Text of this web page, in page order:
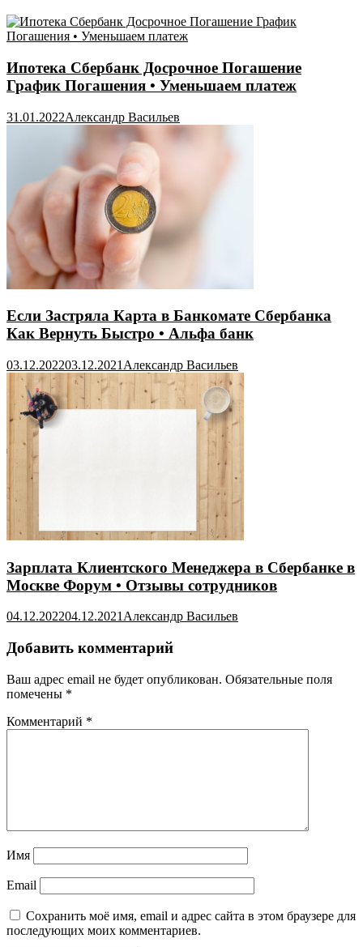
Ипотека Сбербанк Досрочное Погашение
График Погашения • Уменьшаем платеж
31.01.2022Александр Васильев
Если Застряла Карта в Банкомате Сбербанка
Как Вернуть Быстро • Альфа банк
03.12.202203.12.2021 Александр Васильев
Зарплата Клиентского Менеджера в Сбербанке в
Москве Форум • Отзывы сотрудников
04.12.202204.12.2021Александр Васильев
Добавить комментарий
Ваш адрес email не будет опубликован. Обязательные поля
помечены *
Комментарий *
Имя
Email
Сохранить моё имя, email и адрес сайта в этом браузере для
последующих моих комментариев.